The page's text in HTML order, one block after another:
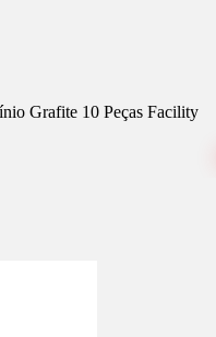
Grafite 10 Peças Facility